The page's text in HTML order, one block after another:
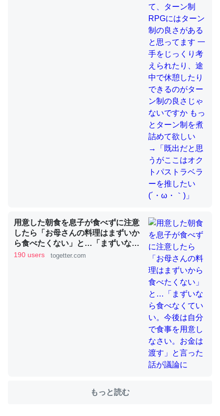
これを元に考えるとカルシウムを大量に使う脊椎動物と貝
類は苦労してるんだな…。腹足類だと殻を無くしてナメク
─ニュース :: 【研究発表】昆虫学の大問題＝「昆虫はなぜ海にいな
ウチもEchoを実家に置いて４年。でたまに覗いてる。ぼ
ちぼちRingも置こうかと画策中。あと、Googleマップで
位置情報を共有してる。電池残量や充電中かが分かるので
─たまにLINEするくらいだった遠方の父67歳と僕。ITツール導入で
コミュニケーションが劇的に変化した｜tayorini by LIFULL介護
ちょうど同じ理由でEcho Show 8を設定中でした。Prime
とかSpotifyを支払う孝行もできる。一生で親と会える残
り時間を日数にすると1週間とかの人が多いそうだけど、
それを実質100倍以上に伸ばす効果があるはず……
─たまにLINEするくらいだった遠方の父67歳と僕。ITツール導入で
コミュニケーションが劇的に変化した｜tayorini by LIFULL介護
私も3年前ぐらいに祖母の家に設置した。ポケットWifiみ
回線代ほとんどかからないですよ。参考：
用意した朝食を息子が食べずに注意
したら「お母さんの料理はまずいか
ら食べたくない」と…「まずいなら
食べなくていい。今後は自分で食事
190 users togetter.com
もっと読む